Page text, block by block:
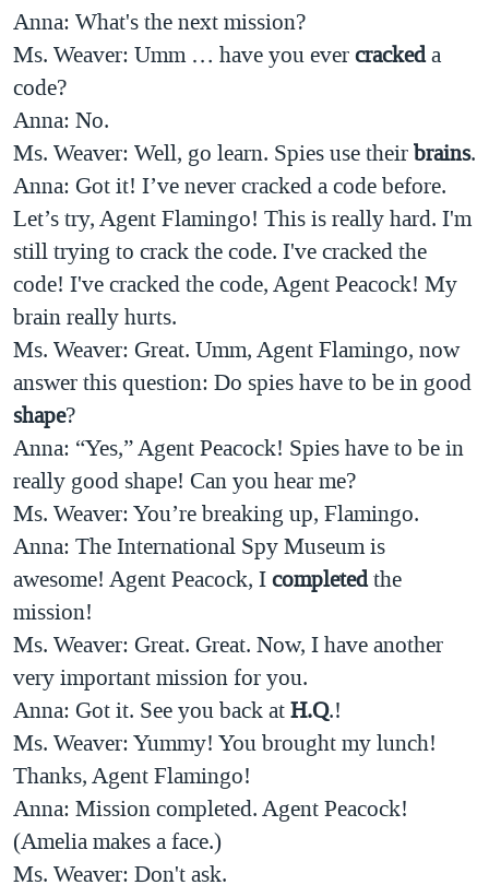
Anna: What's the next mission?
Ms. Weaver: Umm … have you evercrackeda
code?
Anna: No.
Ms. Weaver: Well, go learn. Spies use theirbrains.
Anna: Got it! I’ve never cracked a code before.
Let’s try, Agent Flamingo! This is really hard. I'm
still trying to crack the code. I've cracked the
code! I've cracked the code, Agent Peacock! My
brain really hurts.
Ms. Weaver: Great. Umm, Agent Flamingo, now
answer this question: Do spies have to be in good
shape?
Anna: “Yes,” Agent Peacock! Spies have to be in
really good shape! Can you hear me?
Ms. Weaver: You’re breaking up, Flamingo.
Anna: The International Spy Museum is
awesome! Agent Peacock, Icompletedthe
mission!
Ms. Weaver: Great. Great. Now, I have another
very important mission for you.
Anna: Got it. See you back atH.Q.!
Ms. Weaver: Yummy! You brought my lunch!
Thanks, Agent Flamingo!
Anna: Mission completed. Agent Peacock!
(Amelia makes a face.)
Ms. Weaver: Don't ask.